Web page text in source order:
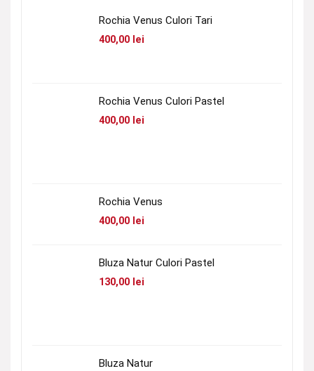
Rochia Venus Culori Tari
400,00 lei
Rochia Venus Culori Pastel
400,00 lei
Rochia Venus
400,00 lei
Bluza Natur Culori Pastel
130,00 lei
Bluza Natur